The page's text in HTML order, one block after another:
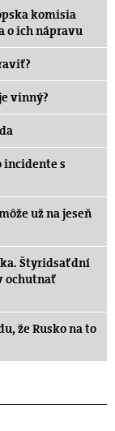
komisia
o ich nápravu
vinný?
incidente s
už na jeseň
Štyridsať dní
ochutnať
že Rusko na to